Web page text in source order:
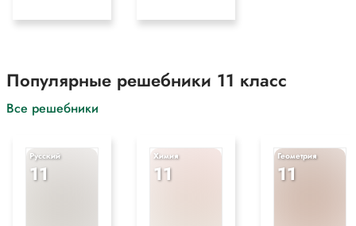
Популярные решебники 11 класс
Все решебники
Русский
11
Химия
11
Геометрия
11